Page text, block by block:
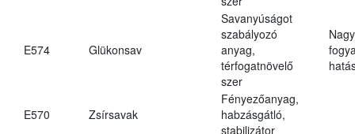
E574 Glükonsav
Savanyúságot
szabályozó
anyag,
térfogatnövelő
szer
E570 Zsírsavak
Fényezőanyag,
habzásgátló,
stabilizátor